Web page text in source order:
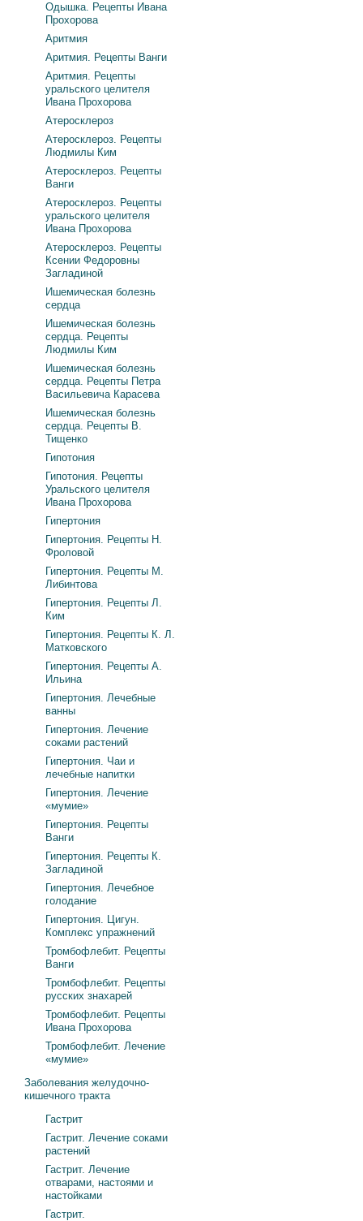
Одышка. Рецепты Ивана
Прохорова
Аритмия
Аритмия. Рецепты Ванги
Аритмия. Рецепты
уральского целителя
Ивана Прохорова
Атеросклероз
Атеросклероз. Рецепты
Людмилы Ким
Атеросклероз. Рецепты
Ванги
Атеросклероз. Рецепты
уральского целителя
Ивана Прохорова
Атеросклероз. Рецепты
Ксении Федоровны
Загладиной
Ишемическая болезнь
сердца
Ишемическая болезнь
сердца. Рецепты
Людмилы Ким
Ишемическая болезнь
сердца. Рецепты Петра
Васильевича Карасева
Ишемическая болезнь
сердца. Рецепты В.
Тищенко
Гипотония
Гипотония. Рецепты
Уральского целителя
Ивана Прохорова
Гипертония
Гипертония. Рецепты Н.
Фроловой
Гипертония. Рецепты М.
Либинтова
Гипертония. Рецепты Л.
Ким
Гипертония. Рецепты К. Л.
Матковского
Гипертония. Рецепты А.
Ильина
Гипертония. Лечебные
ванны
Гипертония. Лечение
соками растений
Гипертония. Чаи и
лечебные напитки
Гипертония. Лечение
«мумие»
Гипертония. Рецепты
Ванги
Гипертония. Рецепты К.
Загладиной
Гипертония. Лечебное
голодание
Гипертония. Цигун.
Комплекс упражнений
Тромбофлебит. Рецепты
Ванги
Тромбофлебит. Рецепты
русских знахарей
Тромбофлебит. Рецепты
Ивана Прохорова
Тромбофлебит. Лечение
«мумие»
Заболевания желудочно-
кишечного тракта
Гастрит
Гастрит. Лечение соками
растений
Гастрит. Лечение
отварами, настоями и
настойками
Гастрит.